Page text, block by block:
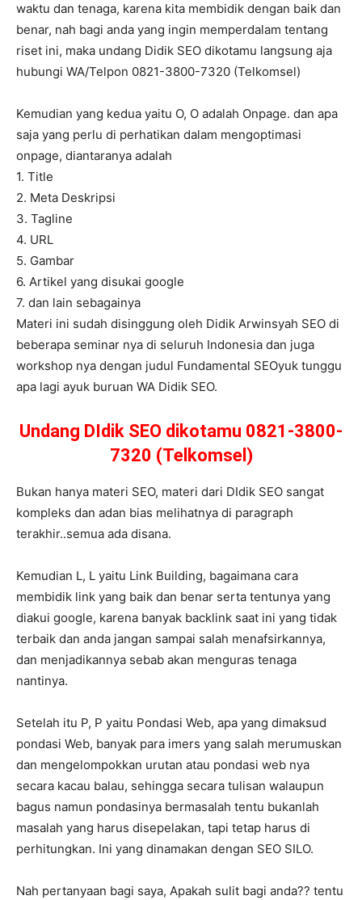
waktu dan tenaga, karena kita membidik dengan baik dan
benar, nah bagi anda yang ingin memperdalam tentang
riset ini, maka undang Didik SEO dikotamu langsung aja
hubungi WA/Telpon 0821-3800-7320 (Telkomsel)
Kemudian yang kedua yaitu O, O adalah Onpage. dan apa
saja yang perlu di perhatikan dalam mengoptimasi
onpage, diantaranya adalah
1. Title
2. Meta Deskripsi
3. Tagline
4. URL
5. Gambar
6. Artikel yang disukai google
7. dan lain sebagainya
Materi ini sudah disinggung oleh Didik Arwinsyah SEO di
beberapa seminar nya di seluruh Indonesia dan juga
workshop nya dengan judul Fundamental SEOyuk tunggu
apa lagi ayuk buruan WA Didik SEO.
Undang DIdik SEO dikotamu 0821-3800-
7320 (Telkomsel)
Bukan hanya materi SEO, materi dari DIdik SEO sangat
kompleks dan adan bias melihatnya di paragraph
terakhir..semua ada disana.
Kemudian L, L yaitu Link Building, bagaimana cara
membidik link yang baik dan benar serta tentunya yang
diakui google, karena banyak backlink saat ini yang tidak
terbaik dan anda jangan sampai salah menafsirkannya,
dan menjadikannya sebab akan menguras tenaga
nantinya.
Setelah itu P, P yaitu Pondasi Web, apa yang dimaksud
pondasi Web, banyak para imers yang salah merumuskan
dan mengelompokkan urutan atau pondasi web nya
secara kacau balau, sehingga secara tulisan walaupun
bagus namun pondasinya bermasalah tentu bukanlah
masalah yang harus disepelakan, tapi tetap harus di
perhitungkan. Ini yang dinamakan dengan SEO SILO.
Nah pertanyaan bagi saya, Apakah sulit bagi anda?? tentu